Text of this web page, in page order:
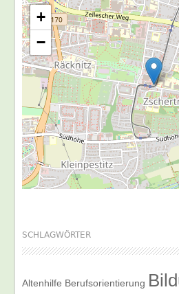
+
−
SCHLAGWÖRTER
Altenhilfe Berufsorientierung